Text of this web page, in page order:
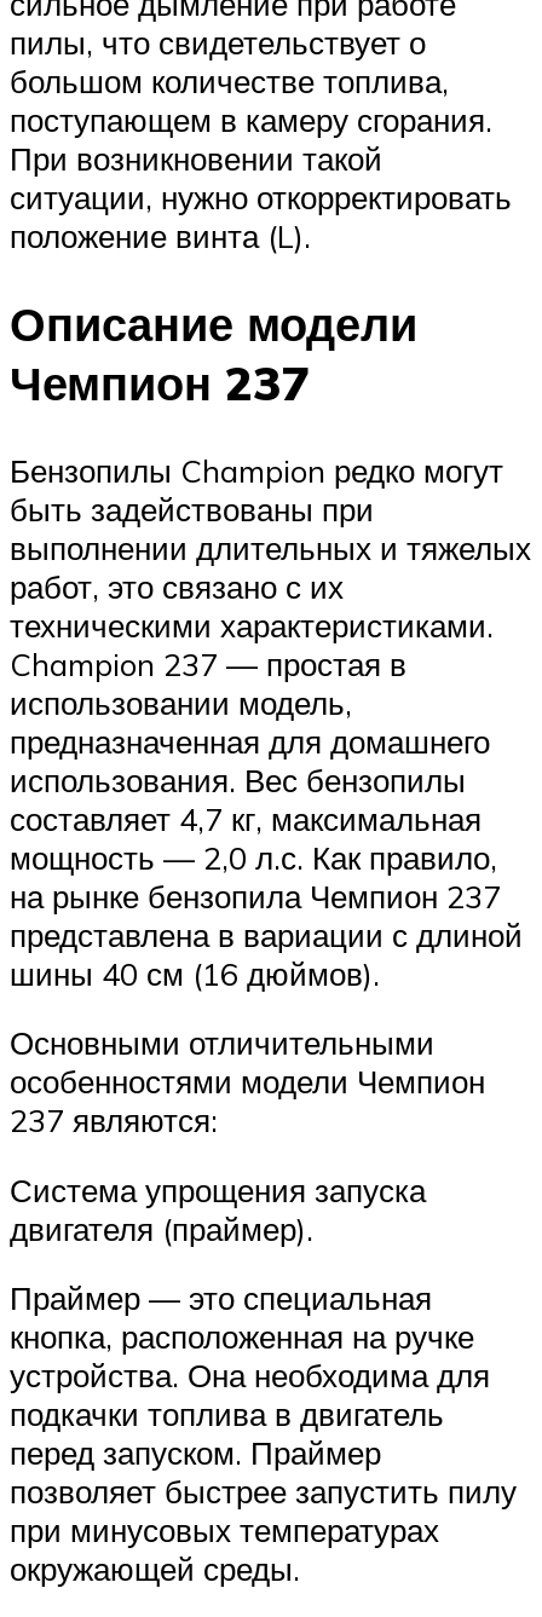
пилы, что свидетельствует о
большом количестве топлива,
поступающем в камеру сгорания.
При возникновении такой
ситуации, нужно откорректировать
положение винта (L).
Описание модели
Чемпион 237
Бензопилы Champion редко могут
быть задействованы при
выполнении длительных и тяжелых
работ, это связано с их
техническими характеристиками.
Champion 237 — простая в
использовании модель,
предназначенная для домашнего
использования. Вес бензопилы
составляет 4,7 кг, максимальная
мощность — 2,0 л.с. Как правило,
на рынке бензопила Чемпион 237
представлена в вариации с длиной
шины 40 см (16 дюймов).
Основными отличительными
особенностями модели Чемпион
237 являются:
Система упрощения запуска
двигателя (праймер).
Праймер — это специальная
кнопка, расположенная на ручке
устройства. Она необходима для
подкачки топлива в двигатель
перед запуском. Праймер
позволяет быстрее запустить пилу
при минусовых температурах
окружающей среды.